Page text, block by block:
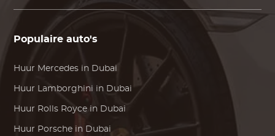
Populaire auto's
Huur Mercedes in Dubai
Huur Lamborghini in Dubai
Huur Rolls Royce in Dubai
Huur Porsche in Dubai